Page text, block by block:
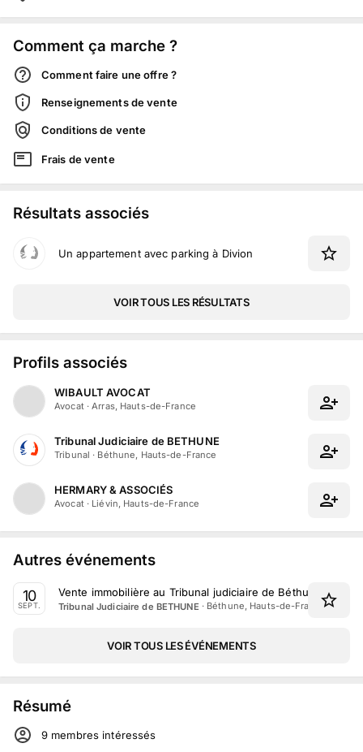
Comment ça marche ?
Comment faire une offre ?
Renseignements de vente
Conditions de vente
Frais de vente
Résultats associés
Un appartement avec parking à Divion
VOIR TOUS LES RÉSULTATS
Profils associés
WIBAULT AVOCAT
Avocat·Arras, Hauts-de-France
Tribunal Judiciaire de BETHUNE
Tribunal · Béthune, Hauts-de-France
HERMARY & ASSOCIÉS
Avocat· Liévin, Hauts-de-France
Autres événements
10
SEPT.
Vente immobilière au Tribunal judiciaire de Béthune le 10
Tribunal Judiciaire de BETHUNE · Béthune, Hauts-de-France
VOIR TOUS LES ÉVÉNEMENTS
Résumé
9 membres intéressés